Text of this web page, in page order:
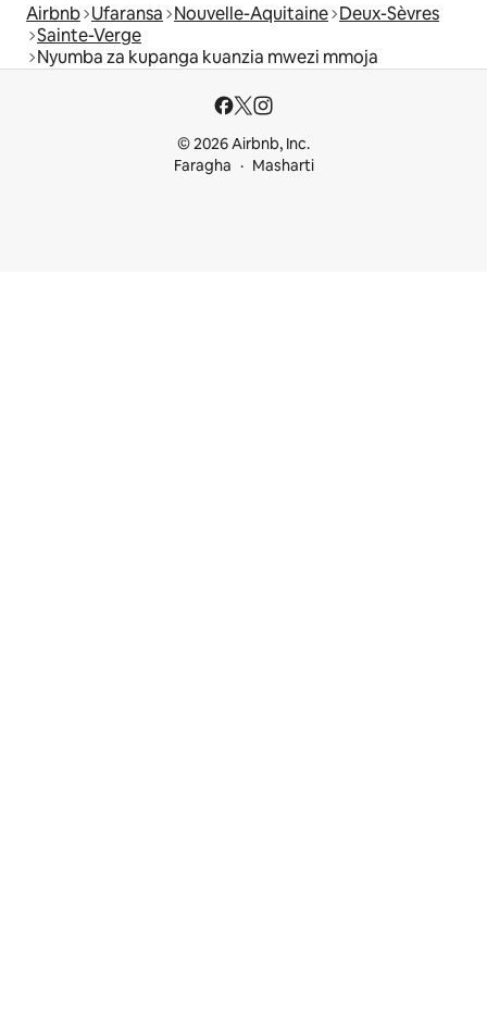
Airbnb Ufaransa Nouvelle-Aquitaine Deux-Sèvres
Sainte-Verge
Nyumba za kupanga kuanzia mwezi mmoja
© 2026 Airbnb, Inc.
Faragha
Masharti